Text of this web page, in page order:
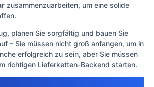
zusammenzuarbeiten, um eine solide
planen Sie sorgfältig und bauen Sie
– Sie müssen nicht groß anfangen, um in
erfolgreich zu sein, aber Sie müssen
richtigen Lieferketten-Backend starten.